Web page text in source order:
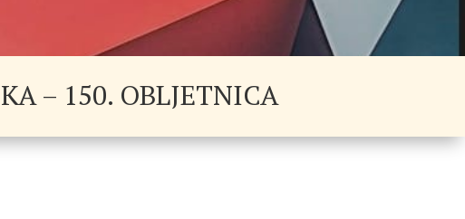
– 150. OBLJETNICA